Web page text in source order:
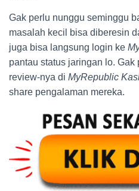
Gak perlu nunggu seminggu
masalah kecil bisa diberesin
juga bisa langsung login ke
pantau status jaringan lo.
review-nya di MyRepublic
share pengalaman mereka.